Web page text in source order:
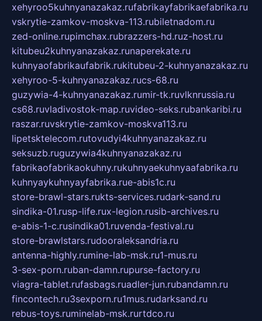
xehyroo5kuhnyanazakaz.rufabrikayfabrikaefabrika.ru
vskrytie-zamkov-moskva-113.rubiletnadom.ru
zed-online.rupimchax.rubrazzers-hd.ruz-host.ru
kitubeu2kuhnyanazakaz.runaperekate.ru
kuhnyaofabrikaufabrik.rukitubeu-2-kuhnyanazakaz.ru
xehyroo-5-kuhnyanazakaz.rucs-68.ru
guzywia-4-kuhnyanazakaz.rumir-tk.ruvlknrussia.ru
cs68.ruvladivostok-map.ruvideo-seks.rubankaribi.ru
raszar.ruvskrytie-zamkov-moskva113.ru
lipetsktelecom.rutovudyi4kuhnyanazakaz.ru
seksuzb.ruguzywia4kuhnyanazakaz.ru
fabrikaofabrikaokuhny.rukuhnyaekuhnyaafabrika.ru
kuhnyaykuhnyayfabrika.rue-abis1c.ru
store-brawl-stars.rukts-services.rudark-sand.ru
sindika-01.rusp-life.rux-legion.rusib-archives.ru
e-abis-1-c.rusindika01.ruvenda-festival.ru
store-brawlstars.rudooraleksandria.ru
antenna-highly.rumine-lab-msk.ru1-mus.ru
3-sex-porn.ruban-damn.rupurse-factory.ru
viagra-tablet.rufasbags.ruadler-jun.rubandamn.ru
fincontech.ru3sexporn.ru1mus.rudarksand.ru
rebus-toys.ruminelab-msk.rurtdco.ru